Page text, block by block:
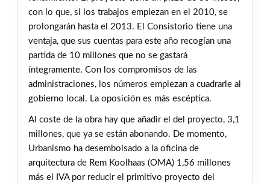
con lo que, si los trabajos empiezan en el 2010, se
prolongarán hasta el 2013. El Consistorio tiene una
ventaja, que sus cuentas para este año recogían una
partida de 10 millones que no se gastará
íntegramente. Con los compromisos de las
administraciones, los números empiezan a cuadrarle al
gobierno local. La oposición es más escéptica.
Al coste de la obra hay que añadir el del proyecto, 3,1
millones, que ya se están abonando. De momento,
Urbanismo ha desembolsado a la oficina de
arquitectura de Rem Koolhaas (OMA) 1,56 millones
más el IVA por reducir el primitivo proyecto del